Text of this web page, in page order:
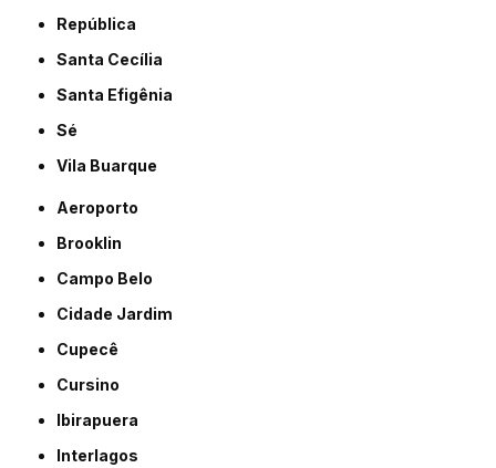
República
Santa Cecília
Santa Efigênia
Sé
Vila Buarque
Aeroporto
Brooklin
Campo Belo
Cidade Jardim
Cupecê
Cursino
Ibirapuera
Interlagos